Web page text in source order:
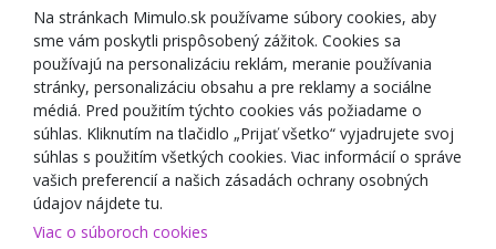
Zľavové kupóny
Blog
O predajcovi
Mimulo.sk
Obchodné podmienky
Ochrana osobných údajov GDPR
Kontakty
Spolupracujeme
Na stránkach Mimulo.sk používame súbory cookies, aby
sme vám poskytli prispôsobený zážitok. Cookies sa
používajú na personalizáciu reklám, meranie používania
stránky, personalizáciu obsahu a pre reklamy a sociálne
médiá. Pred použitím týchto cookies vás požiadame o
súhlas. Kliknutím na tlačidlo „Prijať všetko“ vyjadrujete svoj
súhlas s použitím všetkých cookies. Viac informácií o správe
vašich preferencií a našich zásadách ochrany osobných
údajov nájdete tu.
Viac o súboroch cookies